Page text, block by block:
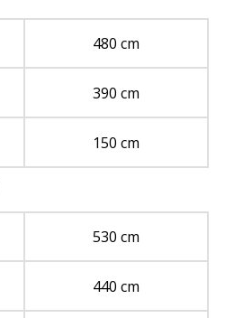
480 cm
390 cm
150 cm
530 cm
440 cm